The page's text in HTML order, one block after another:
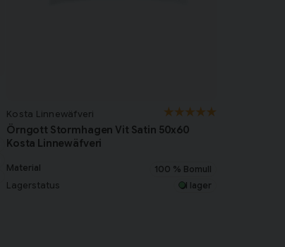
Kosta Linnewäfveri
Örngott Stormhagen Vit Satin 50x60
Kosta Linnewäfveri
Material 100 % Bomull
Lagerstatus I lager